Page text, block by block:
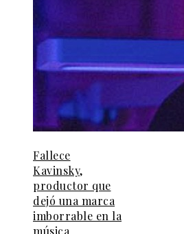
Fallece
Kavinsky,
productor que
dejó una marca
imborrable en la
música